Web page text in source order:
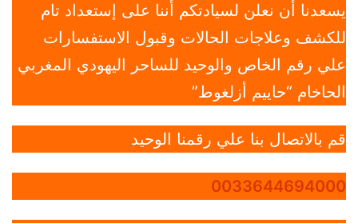
يسعدنا أن نعلن لسيادتكم أننا على إستعداد تام
للكشف وعلاجات الحالات وقبول الاستفسارات
علي رقم الخاص والوحيد للساحر اليهودي المغربي
الحاخام “حاييم أزلغوط”
قم بالاتصال بنا علي رقمنا الوحيد
0033644694000